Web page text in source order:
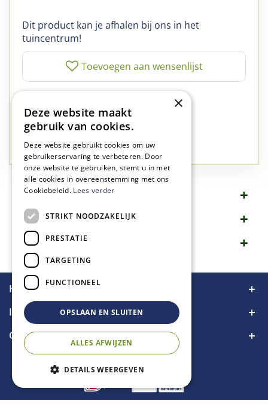
Dit product kan je afhalen bij ons in het
tuincentrum!
✅A-kwaliteit service
✅77 jaar familie bedrijf
✅Groen, dat is wat we doen
Omschrijving
Specificaties
Merk
Handige links
Informatie
Contact
×
Deze website maakt
gebruik van cookies.
Deze website gebruikt cookies om uw
gebruikerservaring te verbeteren. Door
onze website te gebruiken, stemt u in met
alle cookies in overeenstemming met ons
Cookiebeleid. Lees verder
STRIKT NOODZAKELIJK
PRESTATIE
TARGETING
FUNCTIONEEL
OPSLAAN EN SLUITEN
ALLES AFWIJZEN
DETAILS WEERGEVEN